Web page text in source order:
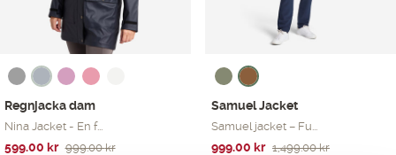
Regnjacka dam
Nina Jacket - En f...
999.00kr
Det
599.00 kr
Det
Samuel Jacket
Samuel jacket – Fu...
1,499.00kr
Det
999.00 kr
Det